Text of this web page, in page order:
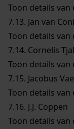
Toon details van
7.13. Jan van
Toon details van
7.14. Cornelis
Toon details van
7.15. Jacobus
Toon details van
7.16. J.J. Coppen
Toon details van